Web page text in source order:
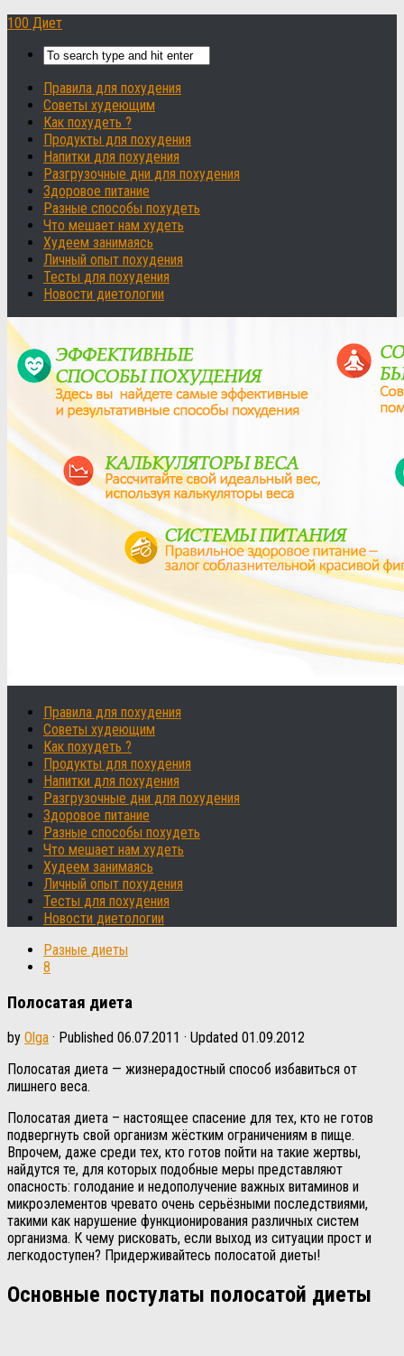
100 Диет
Правила для похудения
Советы худеющим
Как похудеть ?
Продукты для похудения
Напитки для похудения
Разгрузочные дни для похудения
Здоровое питание
Разные способы похудеть
Что мешает нам худеть
Худеем занимаясь
Личный опыт похудения
Тесты для похудения
Новости диетологии
Правила для похудения
Советы худеющим
Как похудеть ?
Продукты для похудения
Напитки для похудения
Разгрузочные дни для похудения
Здоровое питание
Разные способы похудеть
Что мешает нам худеть
Худеем занимаясь
Личный опыт похудения
Тесты для похудения
Новости диетологии
Разные диеты
8
Полосатая диета
by Olga · Published 06.07.2011 · Updated 01.09.2012
Полосатая диета — жизнерадостный способ избавиться от
лишнего веса.
Полосатая диета – настоящее спасение для тех, кто не готов
подвергнуть свой организм жёстким ограничениям в пище.
Впрочем, даже среди тех, кто готов пойти на такие жертвы,
найдутся те, для которых подобные меры представляют
опасность: голодание и недополучение важных витаминов и
микроэлементов чревато очень серьёзными последствиями,
такими как нарушение функционирования различных систем
организма. К чему рисковать, если выход из ситуации прост и
легкодоступен? Придерживайтесь полосатой диеты!
Основные постулаты полосатой диеты